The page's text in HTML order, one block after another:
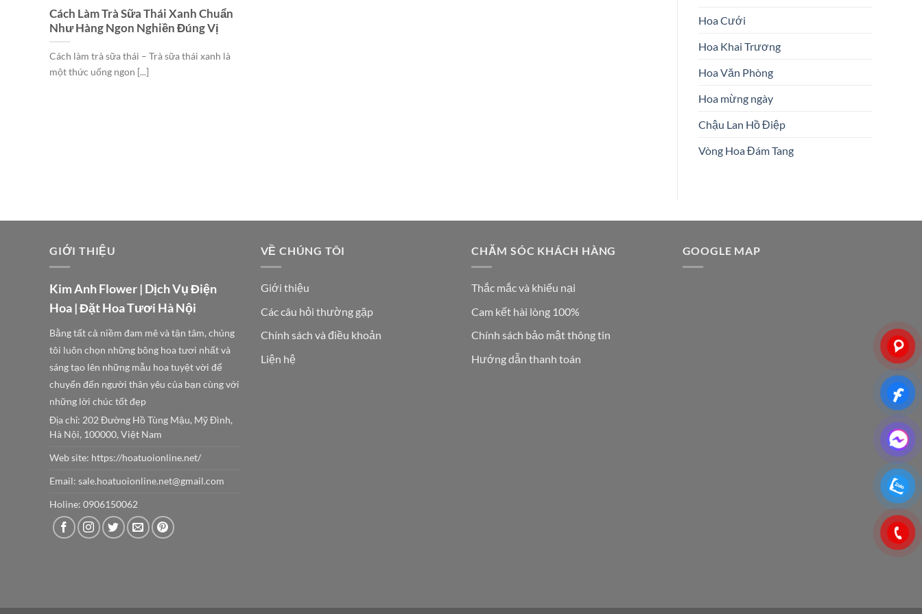
Cách Làm Trà Sữa Thái Xanh Chuẩn
Như Hàng Ngon Nghiền Đúng Vị
Cách làm trà sữa thái – Trà sữa thái xanh là
một thức uống ngon [...]
Hoa Cưới
Hoa Khai Trương
Hoa Văn Phòng
Hoa mừng ngày
Chậu Lan Hồ Điệp
Vòng Hoa Đám Tang
GIỚI THIỆU
Kim Anh Flower | Dịch Vụ Điện
Hoa | Đặt Hoa Tươi Hà Nội
Bằng tất cả niềm đam mê và tận tâm, chúng
tôi luôn chọn những bông hoa tươi nhất và
sáng tạo lên những mẫu hoa tuyệt vời để
chuyển đến người thân yêu của bạn cùng với
những lời chúc tốt đẹp
Địa chỉ: 202 Đường Hồ Tùng Mậu, Mỹ Đình,
Hà Nội, 100000, Việt Nam
Web site: https://hoatuoionline.net/
Email: sale.hoatuoionline.net@gmail.com
Holine: 0906150062
VỀ CHÚNG TÔI
Giới thiệu
Các câu hỏi thường gặp
Chính sách và điều khoản
Liện hệ
CHĂM SÓC KHÁCH HÀNG
Thắc mắc và khiếu nại
Cam kết hài lòng 100%
Chính sách bảo mật thông tin
Hướng dẫn thanh toán
GOOGLE MAP